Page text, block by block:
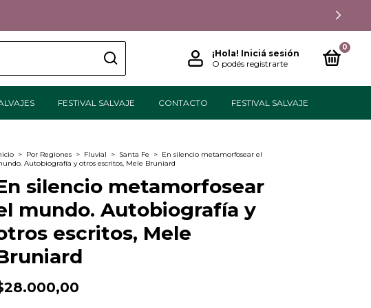
¡Hola! Iniciá sesión
O podés registrarte
0
FESTIVAL SALVAJE CONTACTO FESTIVAL SALVAJE
> Por Regiones > Fluvial > Santa Fe > En silencio metamorfosear el
Autobiografía y otros escritos, Mele Bruniard
silencio metamorfosear
mundo. Autobiografía y
escritos, Mele